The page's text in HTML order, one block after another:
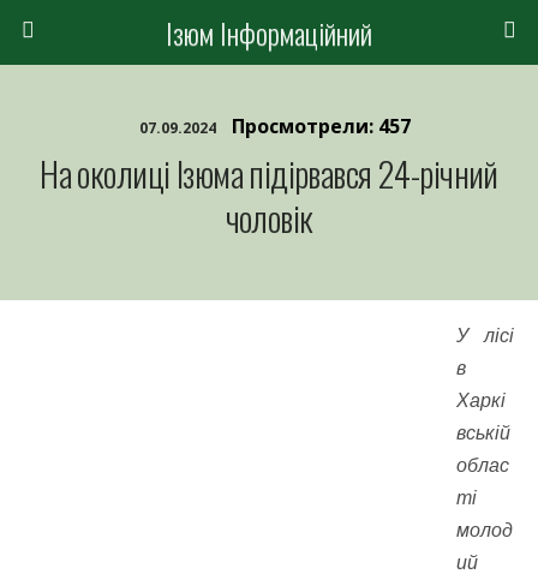
Ізюм Інформаційний
07.09.2024 Просмотрели: 457
На околиці Ізюма підірвався 24-річний
чоловік
У лісі
в
Харкі
вській
облас
ті
молод
ий